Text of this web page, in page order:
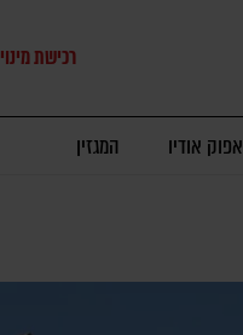
רכישת מינוי
אפוק אודיו המגזין